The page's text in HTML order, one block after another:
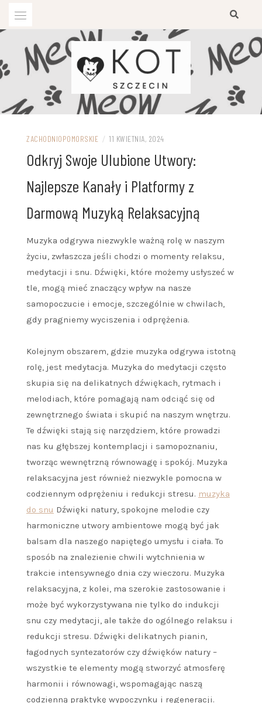
treści
ZACHODNIOPOMORSKIE / 11 KWIETNIA, 2024
Odkryj Swoje Ulubione Utwory:
Najlepsze Kanały i Platformy z
Darmową Muzyką Relaksacyjną
Muzyka odgrywa niezwykle ważną rolę w naszym
życiu, zwłaszcza jeśli chodzi o momenty relaksu,
medytacji i snu. Dźwięki, które możemy usłyszeć w
tle, mogą mieć znaczący wpływ na nasze
samopoczucie i emocje, szczególnie w chwilach,
gdy pragniemy wyciszenia i odprężenia.
Kolejnym obszarem, gdzie muzyka odgrywa istotną
rolę, jest medytacja. Muzyka do medytacji często
skupia się na delikatnych dźwiękach, rytmach i
melodiach, które pomagają nam odciąć się od
zewnętrznego świata i skupić na naszym wnętrzu.
Te dźwięki stają się narzędziem, które prowadzi
nas ku głębszej kontemplacji i samopoznaniu,
tworząc wewnętrzną równowagę i spokój. Muzyka
relaksacyjna jest również niezwykle pomocna w
codziennym odprężeniu i redukcji stresu. muzyka
do snu Dźwięki natury, spokojne melodie czy
harmoniczne utwory ambientowe mogą być jak
balsam dla naszego napiętego umysłu i ciała. To
sposób na znalezienie chwili wytchnienia w
trakcie intensywnego dnia czy wieczoru. Muzyka
relaksacyjna, z kolei, ma szerokie zastosowanie i
może być wykorzystywana nie tylko do indukcji
snu czy medytacji, ale także do ogólnego relaksu i
redukcji stresu. Dźwięki delikatnych pianin,
łagodnych syntezatorów czy dźwięków natury –
wszystkie te elementy mogą stworzyć atmosferę
harmonii i równowagi, wspomagając naszą
codzienną praktykę wypoczynku i regeneracji.